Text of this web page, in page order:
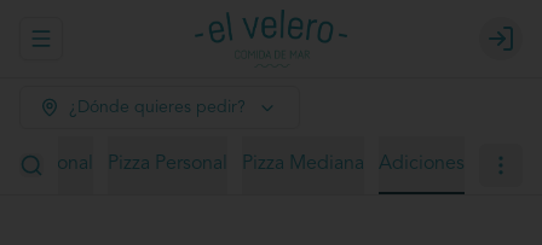
Abrir menu de navegación Login
¿Dónde quieres pedir?
personal Pizza Personal Pizza Mediana Adiciones